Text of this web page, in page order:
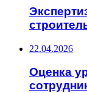
22.04.2026
Оценка